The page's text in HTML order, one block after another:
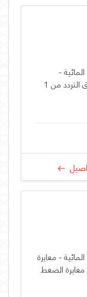
-
خصائص السماعات المائية في نطاق التردد من 1
- معايرة
2: إجراءات معايرة الضغط